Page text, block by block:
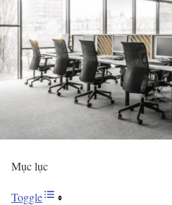
Mục lục
Toggle